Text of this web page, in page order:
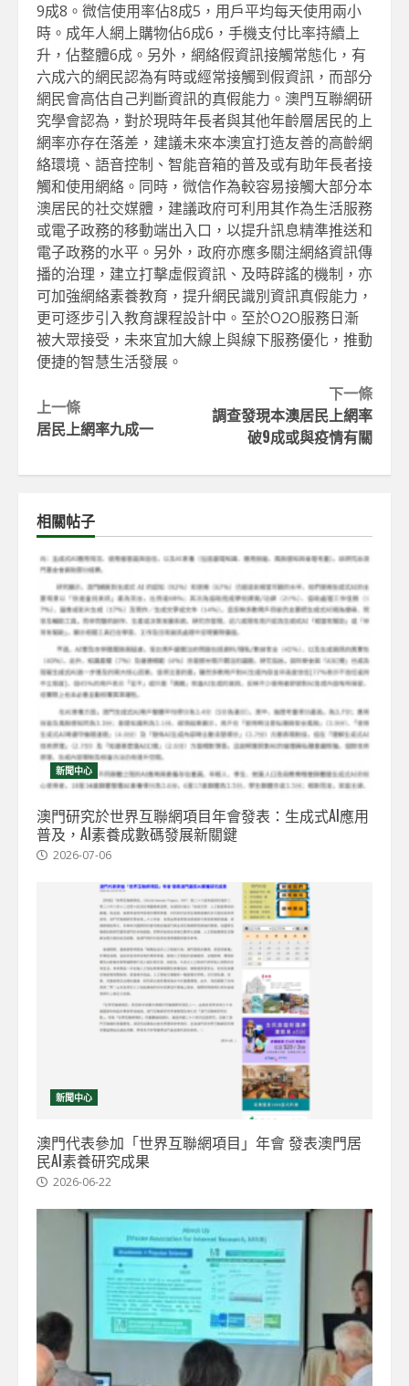
9成8。微信使用率佔8成5，用戶平均每天使用兩小
時。成年人網上購物佔6成6，手機支付比率持續上
升，佔整體6成。另外，網絡假資訊接觸常態化，有
六成六的網民認為有時或經常接觸到假資訊，而部分
網民會高估自己判斷資訊的真假能力。澳門互聯網研
究學會認為，對於現時年長者與其他年齡層居民的上
網率亦存在落差，建議未來本澳宜打造友善的高齡網
絡環境、語音控制、智能音箱的普及或有助年長者接
觸和使用網絡。同時，微信作為較容易接觸大部分本
澳居民的社交媒體，建議政府可利用其作為生活服務
或電子政務的移動端出入口，以提升訊息精準推送和
電子政務的水平。另外，政府亦應多關注網絡資訊傳
播的治理，建立打擊虛假資訊、及時辟謠的機制，亦
可加強網絡素養教育，提升網民識別資訊真假能力，
更可逐步引入教育課程設計中。至於O2O服務日漸
被大眾接受，未來宜加大線上與線下服務優化，推動
便捷的智慧生活發展。
Continue
Reading
下一條
調查發現本澳居民上網率
破9成或與疫情有關
上一條
居民上網率九成一
相關帖子
新聞中心
澳門研究於世界互聯網項目年會發表：生成式AI應用
普及，AI素養成數碼發展新關鍵
2026-07-06
新聞中心
澳門代表參加「世界互聯網項目」年會 發表澳門居
民AI素養研究成果
2026-06-22